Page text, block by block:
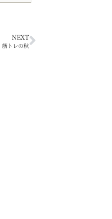
NEXT
筋トレの秋